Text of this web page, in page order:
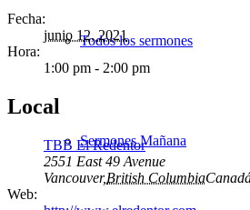
Todos los sermones
Sermones Mañana
Fecha:
junio 12, 2021
Hora:
1:00 pm - 2:00 pm
Local
TBB El Redentor
2551 East 49 Avenue
Vancouver,British Columbia
Web: